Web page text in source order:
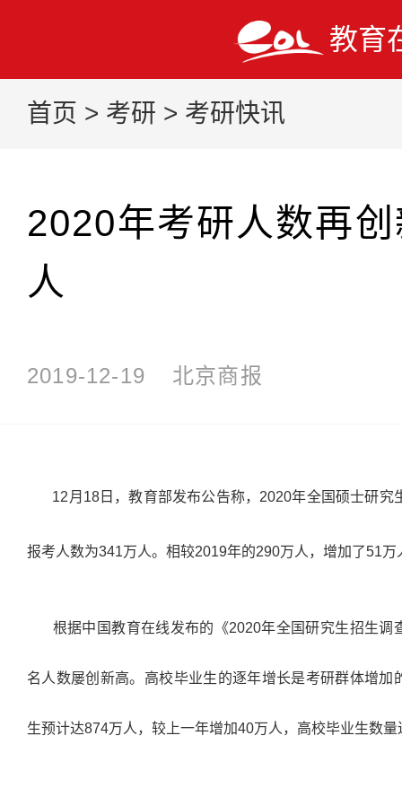
教育
首页 > 考研 > 考研快讯
2020年考研人数再
人
2019-12-19 北京商报
12 月 18日，教育部发布公告称， 2020年全国硕士研究
报考人数为341万人。相较2019年的290万人，增加了51万
根据中国教育在线发布的《2020年全国研究生招生调
名人数屡创新高。高校毕业生的逐年增长是考研群体增加
生预计达874万人，较上一年增加40万人，高校毕业生数量